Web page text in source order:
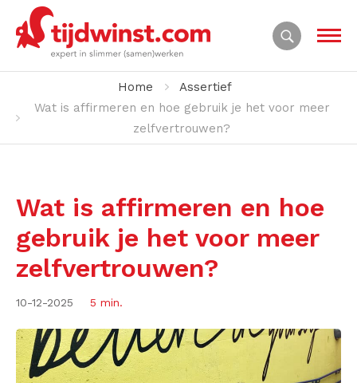
Home
Assertief
Wat is affirmeren en hoe gebruik je het voor meer
zelfvertrouwen?
Wat is affirmeren en hoe
gebruik je het voor meer
zelfvertrouwen?
10-12-2025 5 min.